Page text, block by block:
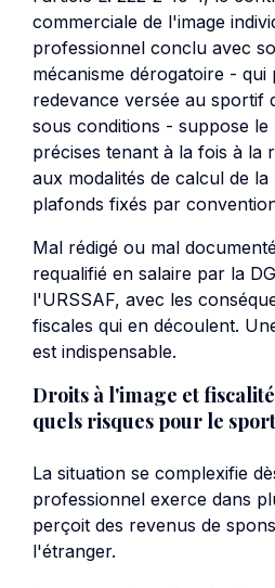
commerciale de l'image
professionnel conclu avec
mécanisme dérogatoire -
redevance versée au sportif
sous conditions - suppose le
précises tenant à la fois à la
aux modalités de calcul de
plafonds fixés par
Mal rédigé ou mal
requalifié en salaire par la
l'URSSAF, avec les
fiscales qui en découlent.
est indispensable.
Droits à l'image et
quels risques pour le
La situation se complexifie
professionnel exerce dans
perçoit des revenus de
l'étranger.